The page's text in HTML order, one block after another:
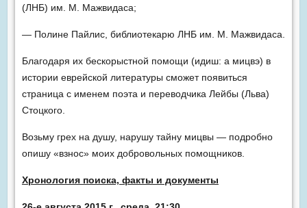
(ЛНБ) им. М. Мажвидаса;
— Полине Пайлис, библиотекарю ЛНБ им. М. Мажвидаса.
Благодаря их бескорыстной помощи (идиш: а мицвэ) в
истории еврейской литературы сможет появиться
страница с именем поэта и переводчика Лейбы (Льва)
Стоцкого.
Возьму грех на душу, нарушу тайну мицвы — подробно
опишу «взнос» моих добровольных помощников.
Хронология поиска, факты и документы